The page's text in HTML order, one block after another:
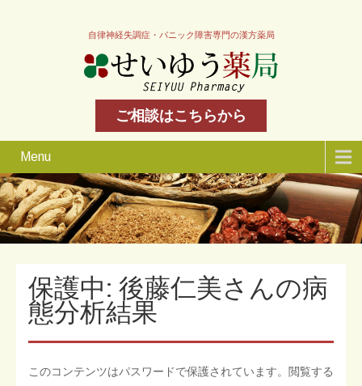
自律神経失調症・パニック障害専門の漢方薬局
ご相談はこちらから
Menu
保護中: 後藤仁美さんの病
態分析結果
このコンテンツはパスワードで保護されています。閲覧する